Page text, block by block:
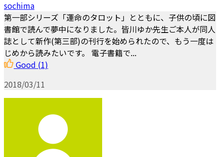
sochima
第一部シリーズ「運命のタロット」とともに、子供の頃に図
書館で読んで夢中になりました。皆川ゆか先生ご本人が同人
誌として新作(第三部)の刊行を始められたので、もう一度は
じめから読みたいです。 電子書籍で...
Good (1)
2018/03/11